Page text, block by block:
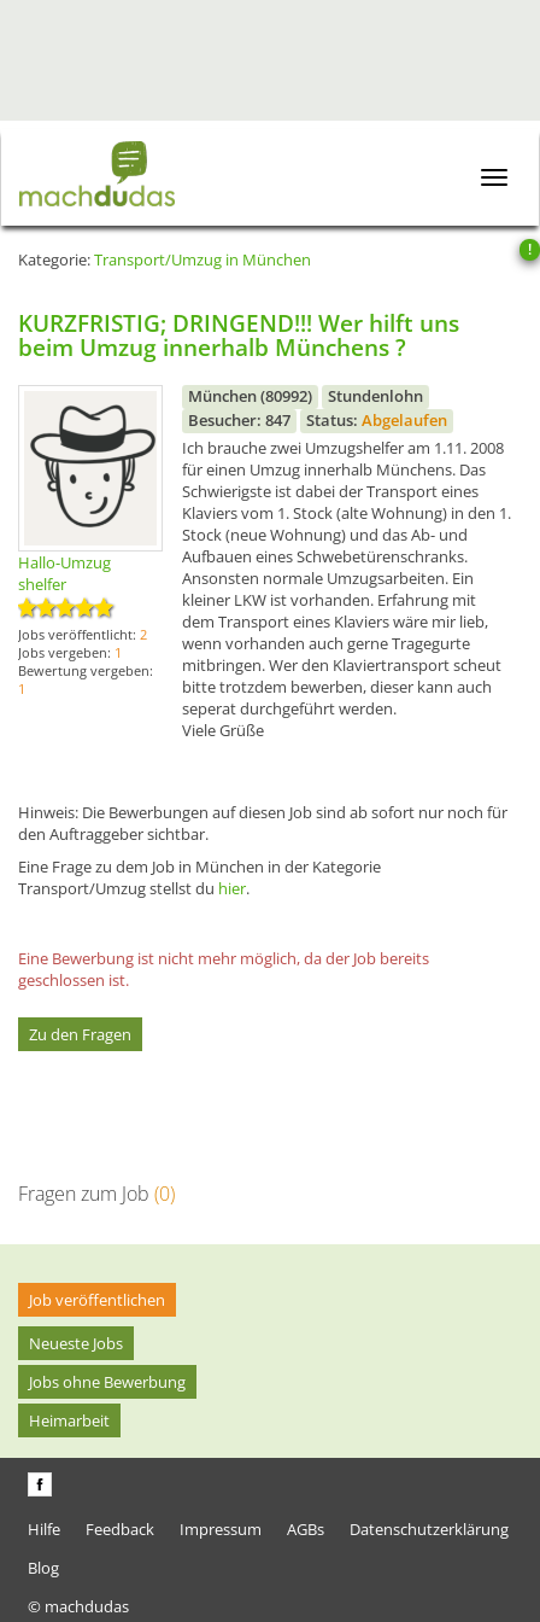
Toggle
!
Kategorie:Transport/Umzug in München
KURZFRISTIG; DRINGEND!!! Wer hilft uns
beim Umzug innerhalb Münchens ?
Hallo-Umzug
shelfer
Jobs veröffentlicht: 2
Jobs vergeben: 1
Bewertung vergeben:
1
München (80992)
Stundenlohn
Besucher: 847
Status: Abgelaufen
Ich brauche zwei Umzugshelfer am 1.11. 2008
für einen Umzug innerhalb Münchens. Das
Schwierigste ist dabei der Transport eines
Klaviers vom 1. Stock (alte Wohnung) in den 1.
Stock (neue Wohnung) und das Ab- und
Aufbauen eines Schwebetürenschranks.
Ansonsten normale Umzugsarbeiten. Ein
kleiner LKW ist vorhanden. Erfahrung mit
dem Transport eines Klaviers wäre mir lieb,
wenn vorhanden auch gerne Tragegurte
mitbringen. Wer den Klaviertransport scheut
bitte trotzdem bewerben, dieser kann auch
seperat durchgeführt werden.
Viele Grüße
Hinweis: Die Bewerbungen auf diesen Job sind ab sofort nur noch für
den Auftraggeber sichtbar.
Eine Frage zu dem Job in München in der Kategorie
Transport/Umzug stellst du hier.
Eine Bewerbung ist nicht mehr möglich, da der Job bereits
geschlossen ist.
Zu den Fragen
Fragen zum Job (0)
Job veröffentlichen
Neueste Jobs
Jobs ohne Bewerbung
Heimarbeit
Hilfe Feedback Impressum AGBs
Datenschutzerklärung
Blog
© machdudas